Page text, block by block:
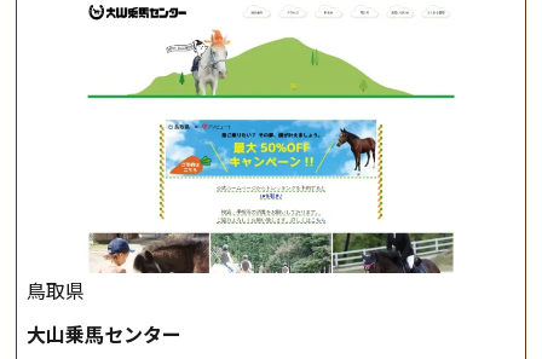
このクラスで把握し、「馬に触れること」にも慣れてい
きましょう。 スタートクラス ビギナークラスで単独で
軽速歩(けいはやあし)ができるようになったら スタート
クラスへ。 グループレッスンで馬のスピードを調整し
ながら 軽速歩・正反撞(せいはんどう)を学びます。 安定
した手綱操作と軽速歩・正反撞ができるようになれば
駈歩(かけあし)練習に入ります。 ホップクラス スタート
クラスで常歩(なみあし)や 速歩、駈歩の初歩をマスター
したら、 次は部班にて駈歩を含めた誘導練習を行いま
しょう。 ステップクラス ホップクラスまでに練習した
鳥取県
大山乗馬センター